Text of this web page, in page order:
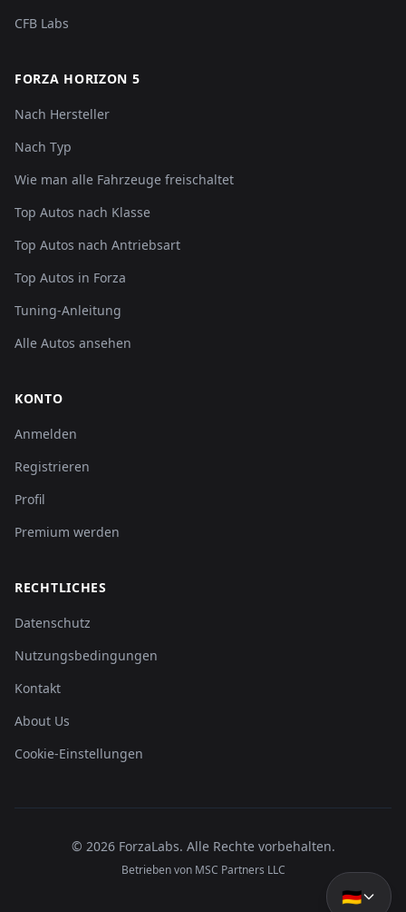
CFB Labs
FORZA HORIZON 5
Nach Hersteller
Nach Typ
Wie man alle Fahrzeuge freischaltet
Top Autos nach Klasse
Top Autos nach Antriebsart
Top Autos in Forza
Tuning-Anleitung
Alle Autos ansehen
KONTO
Anmelden
Registrieren
Profil
Premium werden
RECHTLICHES
Datenschutz
Nutzungsbedingungen
Kontakt
About Us
Cookie-Einstellungen
© 2026 ForzaLabs. Alle Rechte vorbehalten.
Betrieben von MSC Partners LLC
🇩🇪